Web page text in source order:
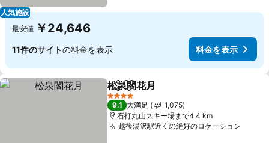
人気施設
最安値 ￥24,646
11件のサイトの料金を表示 料金を表示
シェアお気に入りに追加
松泉閣花月
4 ホテルのランク
9.1 大満足
1,075
石打丸山スキー場まで4.4 km
越後湯沢駅近くの絶好のロケーション